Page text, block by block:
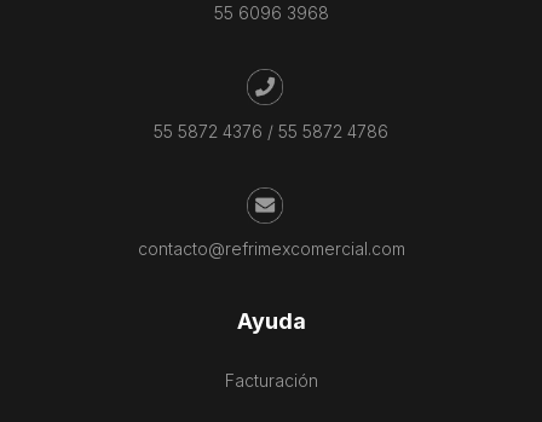
55 6096 3968
55 5872 4376 / 55 5872 4786
contacto@refrimexcomercial.com
Ayuda
Facturación